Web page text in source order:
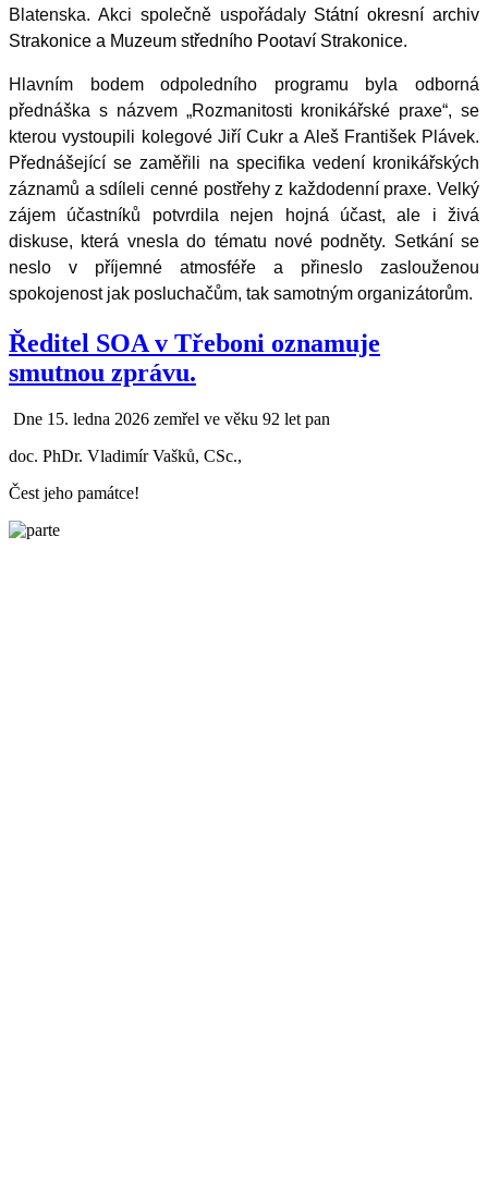
Blatenska. Akci společně uspořádaly Státní okresní archiv
Strakonice a Muzeum středního Pootaví Strakonice.
Hlavním bodem odpoledního programu byla odborná
přednáška s názvem „Rozmanitosti kronikářské praxe“, se
kterou vystoupili kolegové Jiří Cukr a Aleš František Plávek.
Přednášející se zaměřili na specifika vedení kronikářských
záznamů a sdíleli cenné postřehy z každodenní praxe. Velký
zájem účastníků potvrdila nejen hojná účast, ale i živá
diskuse, která vnesla do tématu nové podněty. Setkání se
neslo v příjemné atmosféře a přineslo zaslouženou
spokojenost jak posluchačům, tak samotným organizátorům.
Ředitel SOA v Třeboni oznamuje
smutnou zprávu.
Dne 15. ledna 2026 zemřel ve věku 92 let pan
doc. PhDr. Vladimír Vašků, CSc.,
Čest jeho památce!